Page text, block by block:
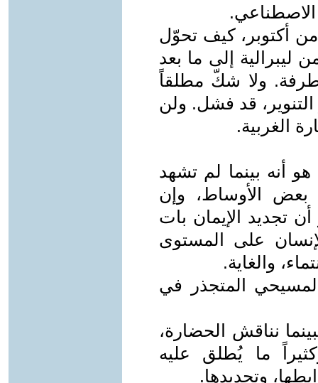
الاصطناعي.
أكتوبر، كيف تحوّل
ليبرالية إلى ما بعد
ولا شكّ مطلقاً
قد فشل. ولن
الغربية.
أنه بينما لم تشهد
الأوساط، وإن
تجديد الإيمان بات
على المستوى
والغاية.
المتجذر في
نناقش الحضارة،
ما يُطلق عليه
وتجديدها.